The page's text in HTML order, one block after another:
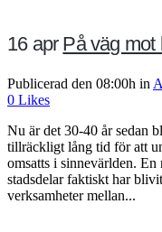
16 apr På väg mot
Publicerad den 08:00h in
0 Likes
Nu är det 30-40 år sedan
tillräckligt lång tid för att
omsatts i sinnevärlden.
stadsdelar faktiskt har
verksamheter mellan...